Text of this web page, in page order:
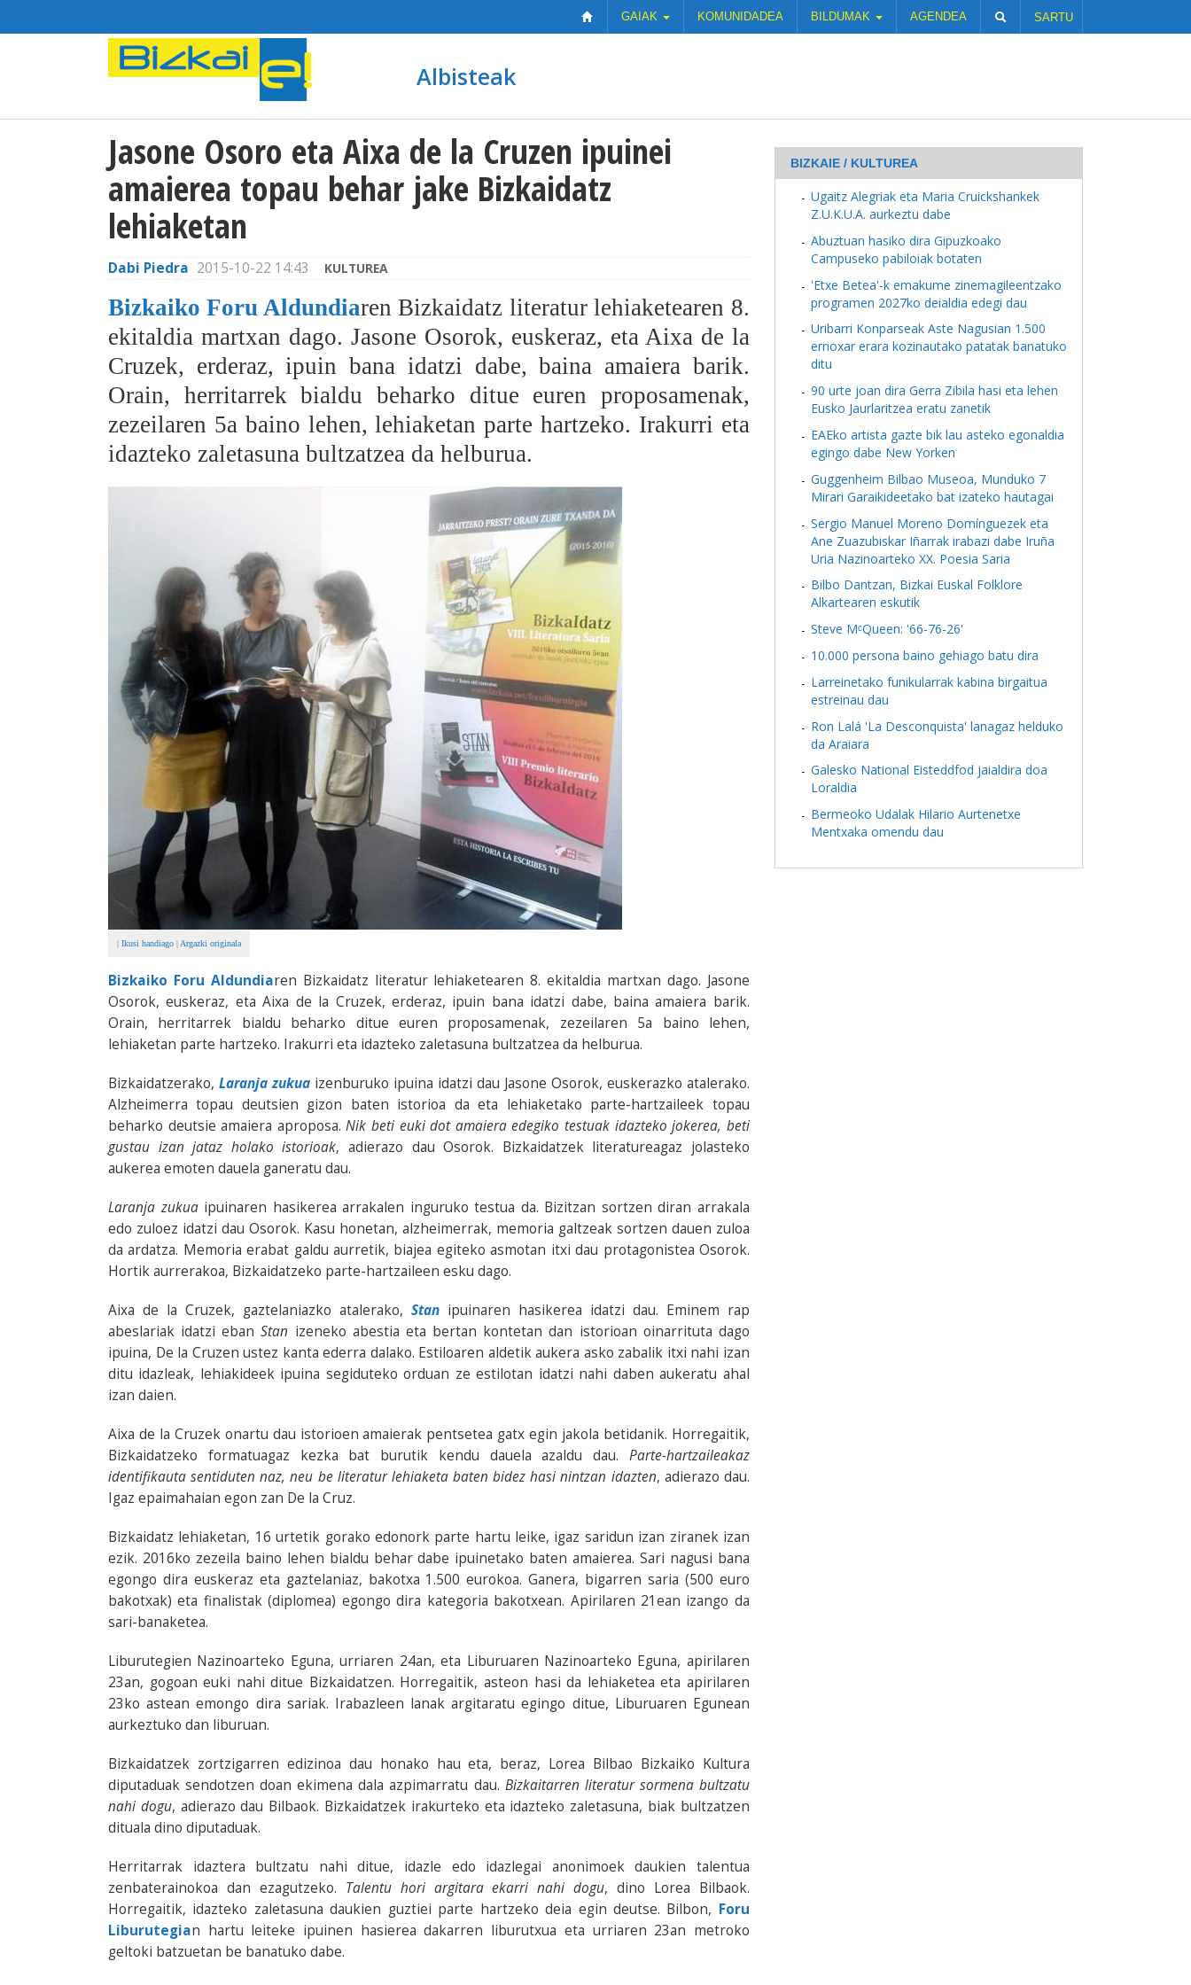
GAIAK KOMUNIDADEA BILDUMAK AGENDEA SARTU
Albisteak
Jasone Osoro eta Aixa de la Cruzen ipuinei
amaierea topau behar jake Bizkaidatz
lehiaketan
Dabi Piedra 2015-10-22 14:43 KULTUREA
Bizkaiko Foru Aldundiaren Bizkaidatz literatur lehiaketearen 8.
ekitaldia martxan dago. Jasone Osorok, euskeraz, eta Aixa de la
Cruzek, erderaz, ipuin bana idatzi dabe, baina amaiera barik.
Orain, herritarrek bialdu beharko ditue euren proposamenak,
zezeilaren 5a baino lehen, lehiaketan parte hartzeko. Irakurri eta
idazteko zaletasuna bultzatzea da helburua.
| Ikusi handiago | Argazki originala
Bizkaiko Foru Aldundiaren Bizkaidatz literatur lehiaketearen 8. ekitaldia martxan dago. Jasone
Osorok, euskeraz, eta Aixa de la Cruzek, erderaz, ipuin bana idatzi dabe, baina amaiera barik.
Orain, herritarrek bialdu beharko ditue euren proposamenak, zezeilaren 5a baino lehen,
lehiaketan parte hartzeko. Irakurri eta idazteko zaletasuna bultzatzea da helburua.
Bizkaidatzerako, Laranja zukua izenburuko ipuina idatzi dau Jasone Osorok, euskerazko atalerako.
Alzheimerra topau deutsien gizon baten istorioa da eta lehiaketako parte-hartzaileek topau
beharko deutsie amaiera aproposa.Nik beti euki dot amaiera edegiko testuak idazteko jokerea, beti
gustau izan jataz holako istorioak, adierazo dau Osorok. Bizkaidatzek literatureagaz jolasteko
aukerea emoten dauela ganeratu dau.
Laranja zukuaipuinaren hasikerea arrakalen inguruko testua da. Bizitzan sortzen diran arrakala
edo zuloez idatzi dau Osorok. Kasu honetan, alzheimerrak, memoria galtzeak sortzen dauen zuloa
da ardatza. Memoria erabat galdu aurretik, biajea egiteko asmotan itxi dau protagonistea Osorok.
Hortik aurrerakoa, Bizkaidatzeko parte-hartzaileen esku dago.
Aixa de la Cruzek, gaztelaniazko atalerako, Stanipuinaren hasikerea idatzi dau. Eminem rap
abeslariak idatzi ebanStan izeneko abestia eta bertan kontetan dan istorioan oinarrituta dago
ipuina, De la Cruzen ustez kanta ederra dalako. Estiloaren aldetik aukera asko zabalik itxi nahi izan
ditu idazleak, lehiakideek ipuina segiduteko orduan ze estilotan idatzi nahi daben aukeratu ahal
izan daien.
Aixa de la Cruzek onartu dau istorioen amaierak pentsetea gatx egin jakola betidanik. Horregaitik,
Bizkaidatzeko formatuagaz kezka bat burutik kendu dauela azaldu dau. Parte-hartzaileakaz
identifikauta sentiduten naz, neu be literatur lehiaketa baten bidez hasi nintzan idazten, adierazo dau.
Igaz epaimahaian egon zan De la Cruz.
Bizkaidatz lehiaketan, 16 urtetik gorako edonork parte hartu leike, igaz saridun izan ziranek izan
ezik. 2016ko zezeila baino lehen bialdu behar dabe ipuinetako baten amaierea. Sari nagusi bana
egongo dira euskeraz eta gaztelaniaz, bakotxa 1.500 eurokoa. Ganera, bigarren saria (500 euro
bakotxak) eta finalistak (diplomea) egongo dira kategoria bakotxean. Apirilaren 21ean izango da
sari-banaketea.
Liburutegien Nazinoarteko Eguna, urriaren 24an, eta Liburuaren Nazinoarteko Eguna, apirilaren
23an, gogoan euki nahi ditue Bizkaidatzen. Horregaitik, asteon hasi da lehiaketea eta apirilaren
23ko astean emongo dira sariak. Irabazleen lanak argitaratu egingo ditue, Liburuaren Egunean
aurkeztuko dan liburuan.
Bizkaidatzek zortzigarren edizinoa dau honako hau eta, beraz, Lorea Bilbao Bizkaiko Kultura
diputaduak sendotzen doan ekimena dala azpimarratu dau. Bizkaitarren literatur sormena bultzatu
nahi dogu, adierazo dau Bilbaok. Bizkaidatzek irakurteko eta idazteko zaletasuna, biak bultzatzen
dituala dino diputaduak.
Herritarrak idaztera bultzatu nahi ditue, idazle edo idazlegai anonimoek daukien talentua
zenbaterainokoa dan ezagutzeko. Talentu hori argitara ekarri nahi dogu, dino Lorea Bilbaok.
Horregaitik, idazteko zaletasuna daukien guztiei parte hartzeko deia egin deutse. Bilbon, Foru
Liburutegian hartu leiteke ipuinen hasierea dakarren liburutxua eta urriaren 23an metroko
geltoki batzuetan be banatuko dabe.
BIZKAIE / KULTUREA
Ugaitz Alegriak eta Maria Cruickshankek
Z.U.K.U.A. aurkeztu dabe
Abuztuan hasiko dira Gipuzkoako
Campuseko pabiloiak botaten
'Etxe Betea'-k emakume zinemagileentzako
programen 2027ko deialdia edegi dau
Uribarri Konparseak Aste Nagusian 1.500
errioxar erara kozinautako patatak banatuko
ditu
90 urte joan dira Gerra Zibila hasi eta lehen
Eusko Jaurlaritzea eratu zanetik
EAEko artista gazte bik lau asteko egonaldia
egingo dabe New Yorken
Guggenheim Bilbao Museoa, Munduko 7
Mirari Garaikideetako bat izateko hautagai
Sergio Manuel Moreno Domínguezek eta
Ane Zuazubiskar Iñarrak irabazi dabe Iruña
Uria Nazinoarteko XX. Poesia Saria
Bilbo Dantzan, Bizkai Euskal Folklore
Alkartearen eskutik
Steve MᶜQueen: '66-76-26'
10.000 persona baino gehiago batu dira
Larreinetako funikularrak kabina birgaitua
estreinau dau
Ron Lalá 'La Desconquista' lanagaz helduko
da Araiara
Galesko National Eisteddfod jaialdira doa
Loraldia
Bermeoko Udalak Hilario Aurtenetxe
Mentxaka omendu dau